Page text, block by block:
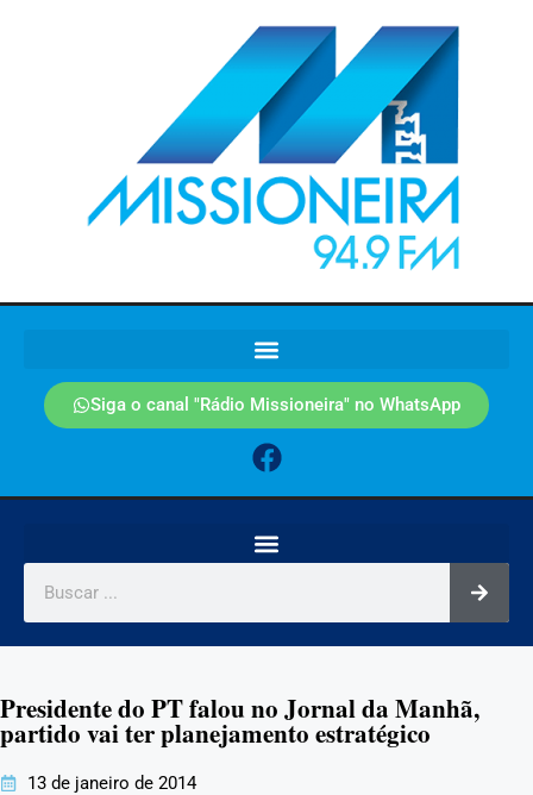
Siga o canal "Rádio Missioneira" no WhatsApp
Presidente do PT falou no Jornal da Manhã,
partido vai ter planejamento estratégico
13 de janeiro de 2014